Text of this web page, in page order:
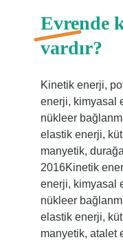
Evrende
vardır?
Kinetik enerji,
enerji, kimyasal
nükleer
elastik enerji,
manyetik,
2016Kinetik
enerji, kimyasal
nükleer
elastik enerji,
manyetik, atalet